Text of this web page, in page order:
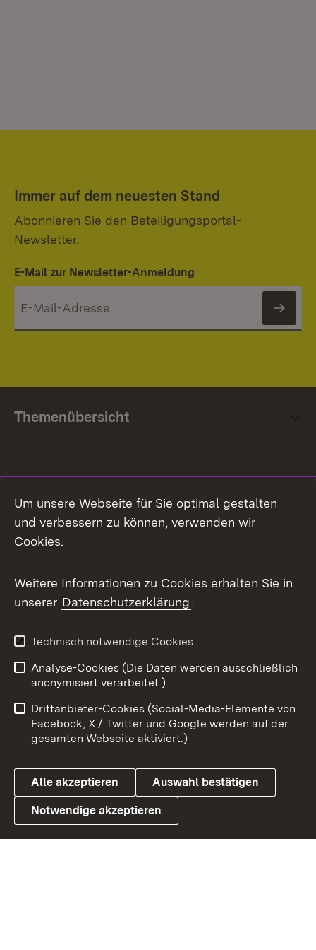
Immer auf dem neuesten Stand
Abonnieren Sie den Beteiligungsportal-
Newsletter.
E-Mail zur Newsletter-Anmeldung
Themenübersicht
Facebook
X / Twitter
Youtube
Link zum Landesportal
Impressum
Kontakt
Barrierefreiheit
Datenschutz
Cookies
Um unsere Webseite für Sie optimal gestalten
und verbessern zu können, verwenden wir
Cookies.
Weitere Informationen zu Cookies erhalten Sie in
unserer Datenschutzerklärung.
Technisch notwendige Cookies
Analyse-Cookies (Die Daten werden ausschließlich
anonymisiert verarbeitet.)
Drittanbieter-Cookies (Social-Media-Elemente von
Facebook, X / Twitter und Google werden auf der
gesamten Webseite aktiviert.)
Alle akzeptieren Auswahl bestätigen
Notwendige akzeptieren